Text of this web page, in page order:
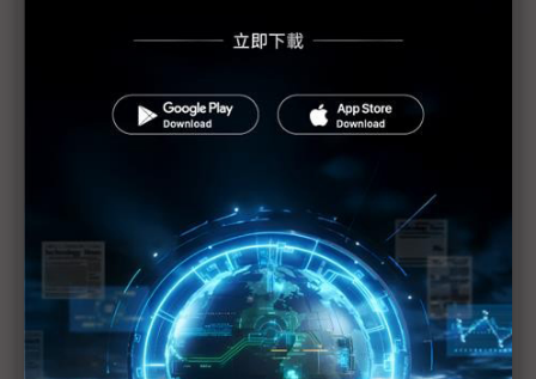
從DeepSeek到H200鬆綁 盤點NVIDIA 2025年十大
新的逆襲之路？ 業者估未來5~10年中國將竄出多家
未蒙其利先受其害 美國製造業景氣連9個月衰退
H200效能翻6倍、價格增3成 NVIDIA「清庫存」仍
讓中國動心
豐田目標2026全球生產破千萬輛 HEV需求強勁跨越
電動車放緩影響